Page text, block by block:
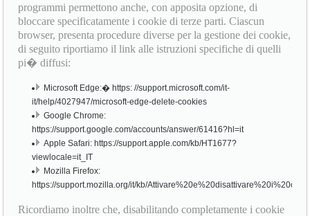
programmi permettono anche, con apposita opzione, di
bloccare specificatamente i cookie di terze parti. Ciascun
browser, presenta procedure diverse per la gestione dei cookie,
di seguito riportiamo il link alle istruzioni specifiche di quelli
pi� diffusi:
Microsoft Edge:� https: //support.microsoft.com/it-
it/help/4027947/microsoft-edge-delete-cookies
Google Chrome:
https://support.google.com/accounts/answer/61416?hl=it
Apple Safari: https://support.apple.com/kb/HT1677?
viewlocale=it_IT
Mozilla Firefox:
https://support.mozilla.org/it/kb/
Ricordiamo inoltre che, disabilitando completamente i cookie